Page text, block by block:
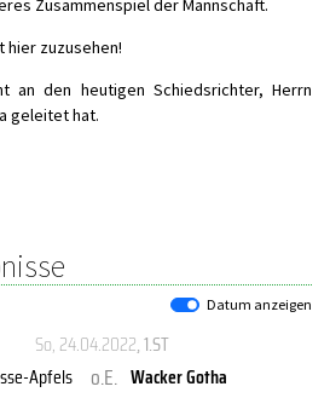
Zusammenspiel der Mannschaft.
hier zuzusehen!
an den heutigen Schiedsrichter, Herrn
geleitet hat.
Datum anzeigen
So, 24.04.2022, 1.ST
Apfels
o.E. Wacker Gotha